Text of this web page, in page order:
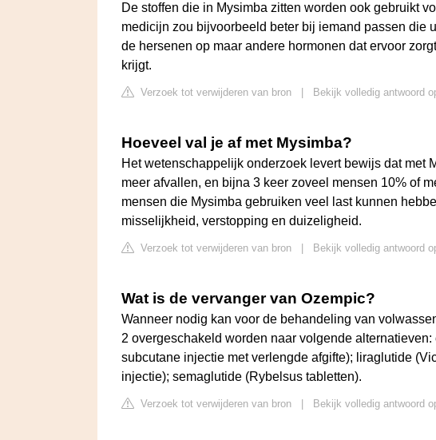
De stoffen die in Mysimba zitten worden ook gebruikt
medicijn zou bijvoorbeeld beter bij iemand passen die
de hersenen op maar andere hormonen dat ervoor
krijgt.
Verzoek tot verwijderen van bron Bekijk volledig antwoord
Hoeveel val je af met Mysimba?
Het wetenschappelijk onderzoek levert bewijs dat met
meer afvallen, en bijna 3 keer zoveel mensen 10% of
mensen die Mysimba gebruiken veel last kunnen
misselijkheid, verstopping en duizeligheid.
Verzoek tot verwijderen van bron Bekijk volledig antwoord
Wat is de vervanger van Ozempic?
Wanneer nodig kan voor de behandeling van
2 overgeschakeld worden naar volgende
subcutane injectie met verlengde afgifte); liraglutide
injectie); semaglutide (Rybelsus tabletten).
Verzoek tot verwijderen van bron Bekijk volledig antwoord